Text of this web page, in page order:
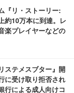
『リ・ストーリー:
約10万本に到達。レ
楽プレイヤーなどの
ステメスブター』開
に受け取り拒否され
行による成人向けコ